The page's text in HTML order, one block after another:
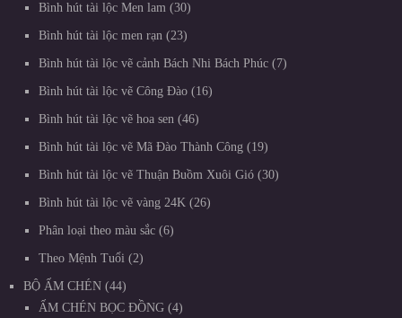
Bình hút tài lộc Men lam 30
Bình hút tài lộc men rạn 23
Bình hút tài lộc vẽ cảnh Bách Nhi Bách Phúc 7
Bình hút tài lộc vẽ Công Đào 16
Bình hút tài lộc vẽ hoa sen 46
Bình hút tài lộc vẽ Mã Đào Thành Công 19
Bình hút tài lộc vẽ Thuận Buồm Xuôi Gió 30
Bình hút tài lộc vẽ vàng 24K 26
Phân loại theo màu sắc 6
Theo Mệnh Tuổi 2
BỘ ẤM CHÉN
44
ẤM CHÉN BỌC ĐỒNG
4